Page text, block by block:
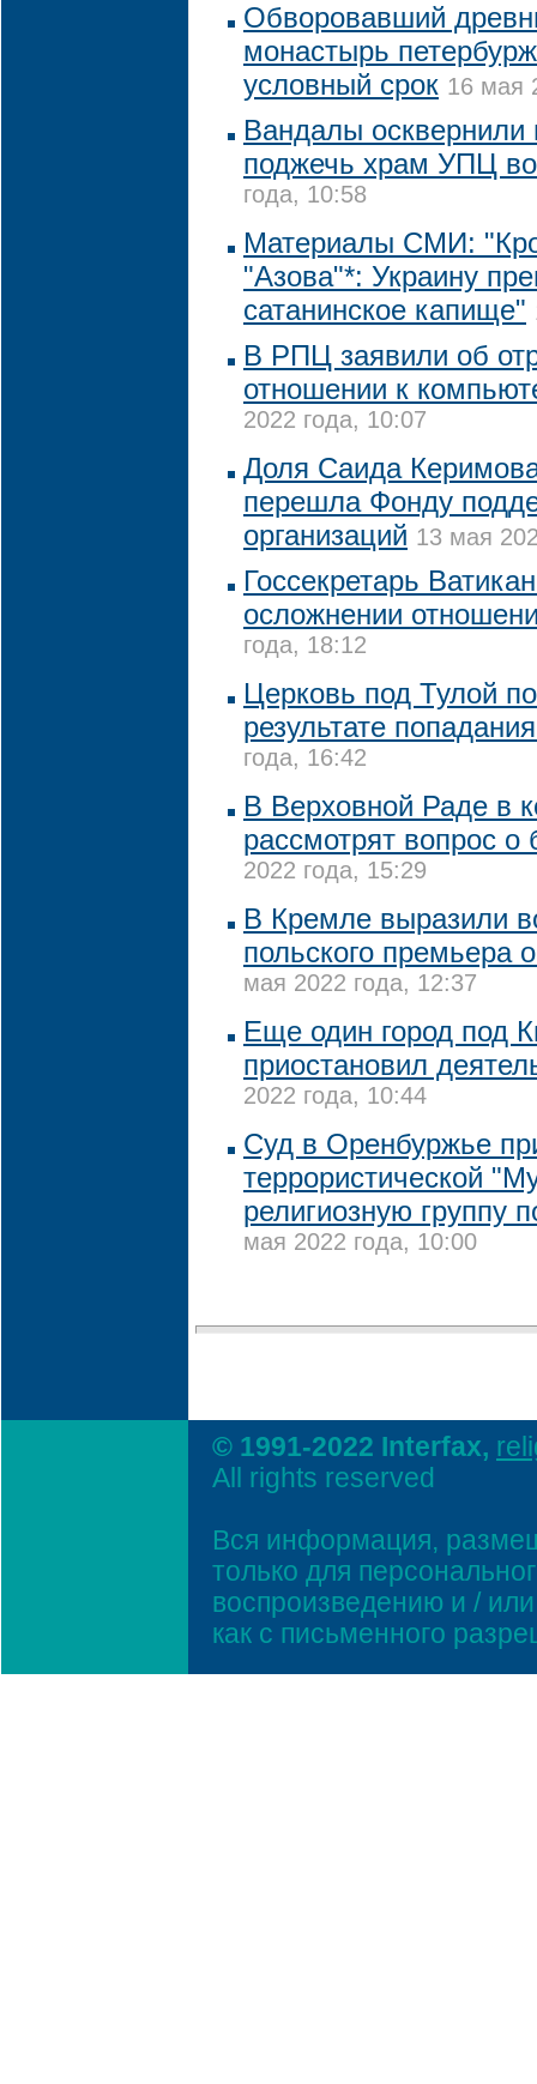
Обворовавший
монастырь
условный срок 16 мая
Вандалы осквернили
поджечь храм УПЦ
года, 10:58
Материалы СМИ:
"Азова"*: Украину
сатанинское капище"
В РПЦ заявили об
отношении к
2022 года, 10:07
Доля Саида
перешла Фонду
организаций 13 мая
Госсекретарь
осложнении
года, 18:12
Церковь под Тулой
результате
года, 16:42
В Верховной Раде в
рассмотрят вопрос
2022 года, 15:29
В Кремле выразили
польского премьера
мая 2022 года, 12:37
Еще один город под
приостановил
2022 года, 10:44
Суд в Оренбуржье
террористической
религиозную группу
мая 2022 года, 10:00
© 1991-2022 Interfax,
All rights reserved
Вся информация,
только для
воспроизведению и /
как с письменного